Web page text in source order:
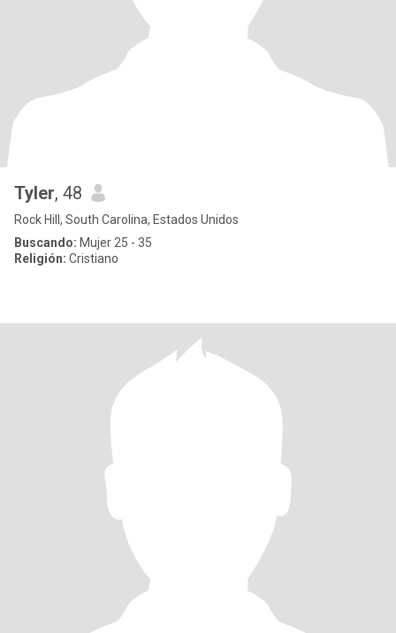
Tyler, 48
Rock Hill, South Carolina, Estados Unidos
Buscando: Mujer 25 - 35
Religión: Cristiano